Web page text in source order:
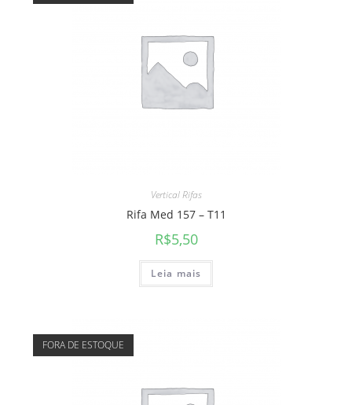
Vertical Rifas
Rifa Med 157 – T11
R$5,50
Leia mais
FORA DE ESTOQUE